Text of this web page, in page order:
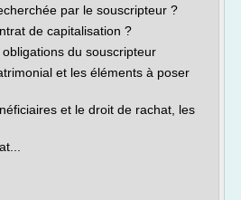
par le souscripteur ?
de capitalisation ?
du souscripteur
et les éléments à poser
et le droit de rachat, les